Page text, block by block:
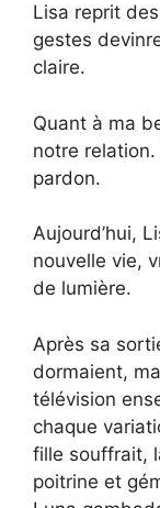
Lisa reprit
gestes
claire.
Quant à ma
notre
pardon.
Aujourd’hui,
nouvelle vie,
de lumière.
Après sa
dormaient,
télévision
chaque
fille souffrait,
poitrine et